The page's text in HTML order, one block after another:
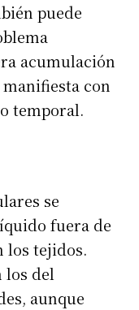
puede
acumulación
con
temporal.
se
fuera de
los tejidos.
los del
aunque